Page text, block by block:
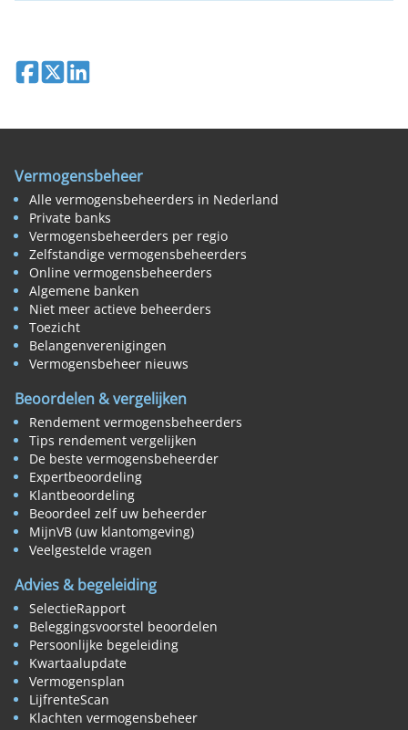
Deel op Facebook
Deel op XDeel op LinkedIn
Vermogensbeheer
Alle vermogensbeheerders in Nederland
Private banks
Vermogensbeheerders per regio
Zelfstandige vermogensbeheerders
Online vermogensbeheerders
Algemene banken
Niet meer actieve beheerders
Toezicht
Belangenverenigingen
Vermogensbeheer nieuws
Beoordelen & vergelijken
Rendement vermogensbeheerders
Tips rendement vergelijken
De beste vermogensbeheerder
Expertbeoordeling
Klantbeoordeling
Beoordeel zelf uw beheerder
MijnVB (uw klantomgeving)
Veelgestelde vragen
Advies & begeleiding
SelectieRapport
Beleggingsvoorstel beoordelen
Persoonlijke begeleiding
Kwartaalupdate
Vermogensplan
LijfrenteScan
Klachten vermogensbeheer